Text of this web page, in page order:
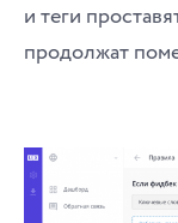
и теги
продолжат